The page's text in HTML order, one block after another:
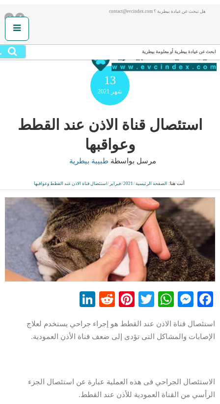
هل تبحث عن عيادة بيطرية ؟ contact@evcindex.com
ابحث عن عيادة بيطرية أو معلومة بيطرية
13
شهر 2021
استئصال قناة الاذن عند القطط
وعواقبها
مرسل بواسطة طبيبة بيطرية
أنت هنا: الصفحة الرئيسية/
2021
/فبراير /استئصال قناة الاذن عند القطط وعواقبها
Facebook
Messenger
WhatsApp
Twitter
Pinterest
Reddit
استئصال قناة الاذن عند القطط هو إجراء جراحي يستخدم لعلاج
الإصابات والمشاكل التى تؤدى إلى ضعف قناة الأذن العمودية.
الاستئصال الجراحي فى هذه العملية عبارة عن استئصال الجزء
الرأسي من القناة العمودية للأذن عند القطط.